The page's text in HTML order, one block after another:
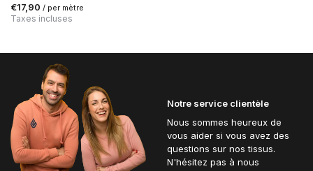
€17,90 / per mètre
Taxes incluses
Notre service clientèle
Nous sommes heureux de
vous aider si vous avez des
questions sur nos tissus.
N'hésitez pas à nous